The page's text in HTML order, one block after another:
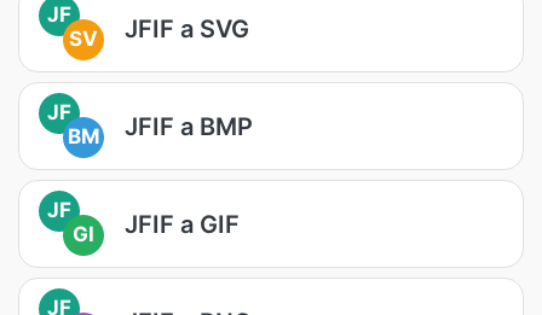
JF
SV
JFIF a SVG
JF
BM
JFIF a BMP
JF
GI
JFIF a GIF
JF